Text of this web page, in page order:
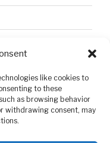
like cookies to
to these
as browsing behavior
withdrawing consent, may